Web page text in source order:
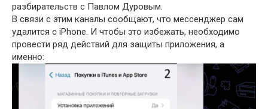
разбирательств с Павлом Дуровым.
В связи с этим каналы сообщают, что мессенджер сам
удалится с iPhone. И чтобы это избежать, необходимо
провести ряд действий для защиты приложения, а
именно: